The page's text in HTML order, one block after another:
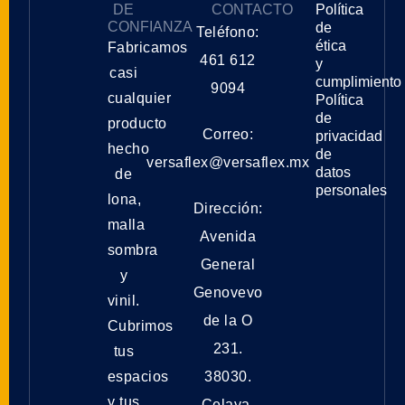
DE
CONFIANZA
Fabricamos
casi
cualquier
producto
hecho
de
lona,
malla
sombra
y
vinil.
Cubrimos
tus
espacios
CONTACTO
Teléfono:
461 612
9094
Correo:
versaflex@versaflex.mx
Dirección:
Avenida
General
Genovevo
de la O
231.
38030.
Política
de
ética
y
cumplimiento
Política
de
privacidad
de
datos
personales